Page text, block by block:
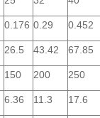
0.176 0.29 0.452
26.5 43.42 67.85
150 200 250
6.36 11.3 17.6